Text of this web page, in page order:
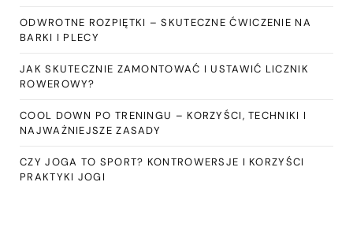
ODWROTNE ROZPIĘTKI – SKUTECZNE ĆWICZENIE NA
BARKI I PLECY
JAK SKUTECZNIE ZAMONTOWAĆ I USTAWIĆ LICZNIK
ROWEROWY?
COOL DOWN PO TRENINGU – KORZYŚCI, TECHNIKI I
NAJWAŻNIEJSZE ZASADY
CZY JOGA TO SPORT? KONTROWERSJE I KORZYŚCI
PRAKTYKI JOGI